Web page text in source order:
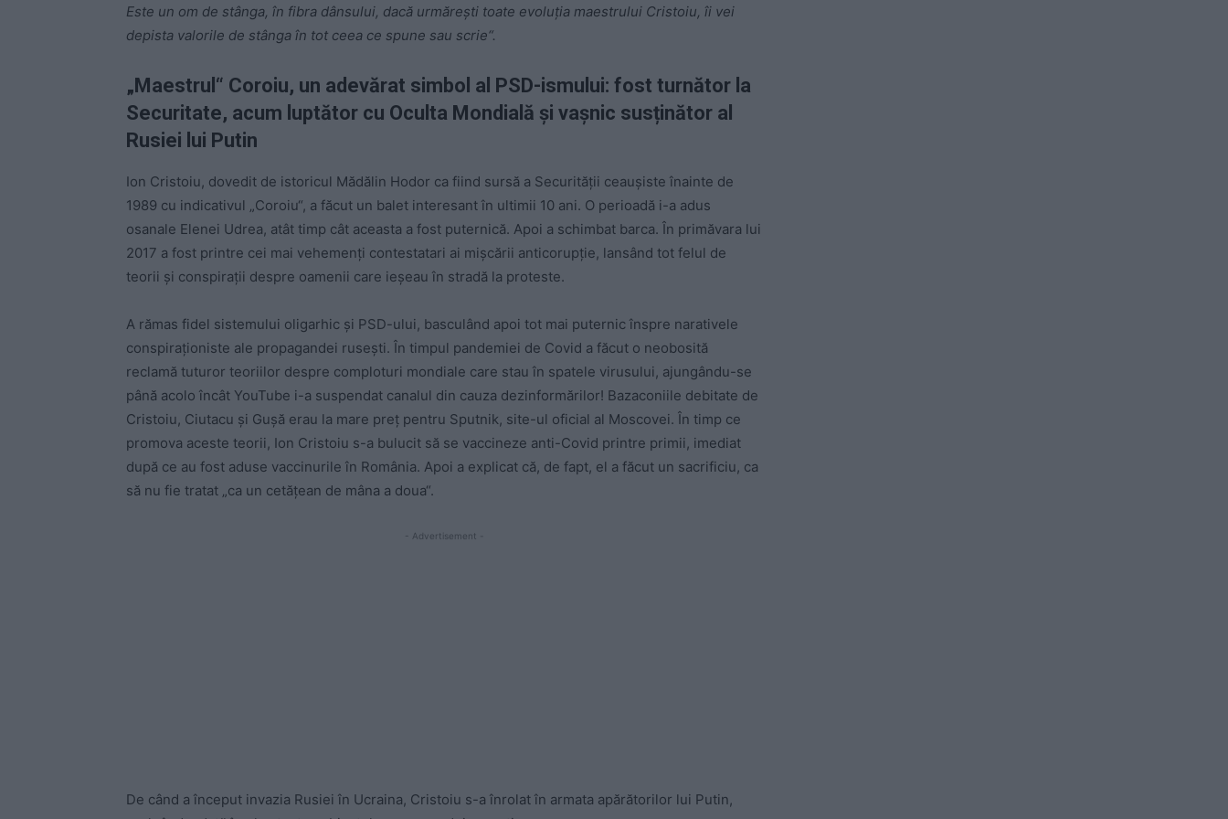
Este un om de stânga, în fibra dânsului, dacă urmărești toate evoluția maestrului Cristoiu, îi vei
depista valorile de stânga în tot ceea ce spune sau scrie“.
„Maestrul“ Coroiu, un adevărat simbol al PSD-ismului: fost turnător la
Securitate, acum luptător cu Oculta Mondială și vașnic susținător al
Rusiei lui Putin
Ion Cristoiu, dovedit de istoricul Mădălin Hodor ca fiind sursă a Securității ceaușiste înainte de
1989 cu indicativul „Coroiu“, a făcut un balet interesant în ultimii 10 ani. O perioadă i-a adus
osanale Elenei Udrea, atât timp cât aceasta a fost puternică. Apoi a schimbat barca. În primăvara lui
2017 a fost printre cei mai vehemenți contestatari ai mișcării anticorupție, lansând tot felul de
teorii și conspirații despre oamenii care ieșeau în stradă la proteste.
A rămas fidel sistemului oligarhic și PSD-ului, basculând apoi tot mai puternic înspre narativele
conspiraționiste ale propagandei rusești. În timpul pandemiei de Covid a făcut o neobosită
reclamă tuturor teoriilor despre comploturi mondiale care stau în spatele virusului, ajungându-se
până acolo încât YouTube i-a suspendat canalul din cauza dezinformărilor! Bazaconiile debitate de
Cristoiu, Ciutacu și Gușă erau la mare preț pentru Sputnik, site-ul oficial al Moscovei. În timp ce
promova aceste teorii, Ion Cristoiu s-a bulucit să se vaccineze anti-Covid printre primii, imediat
după ce au fost aduse vaccinurile în România. Apoi a explicat că, de fapt, el a făcut un sacrificiu, ca
să nu fie tratat „ca un cetățean de mâna a doua“.
- Advertisement -
De când a început invazia Rusiei în Ucraina, Cristoiu s-a înrolat în armata apărătorilor lui Putin,